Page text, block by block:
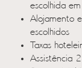
escolhida
Alojamento
escolhidos
Taxas
Assistência